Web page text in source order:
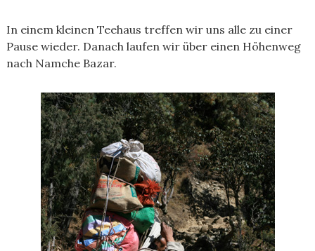
In einem kleinen Teehaus treffen wir uns alle zu einer
Pause wieder. Danach laufen wir über einen Höhenweg
nach Namche Bazar.